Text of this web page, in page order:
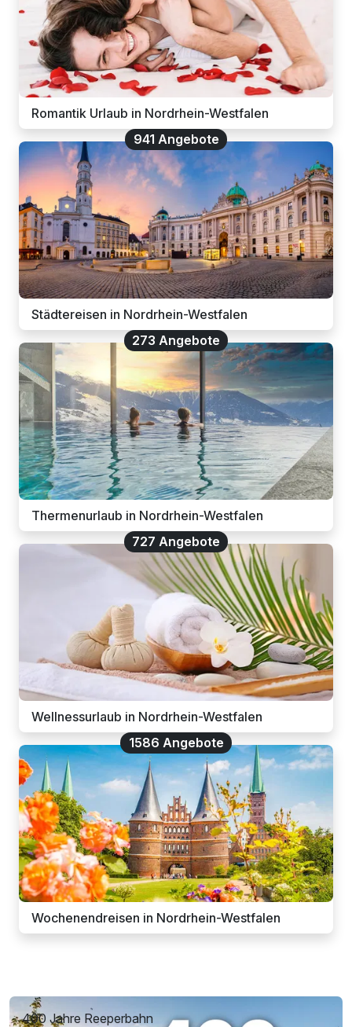
Romantik Urlaub in Nordrhein-Westfalen
941 Angebote
Städtereisen in Nordrhein-Westfalen
273 Angebote
Thermenurlaub in Nordrhein-Westfalen
727 Angebote
Wellnessurlaub in Nordrhein-Westfalen
1586 Angebote
Wochenendreisen in Nordrhein-Westfalen
400 Jahre Reeperbahn